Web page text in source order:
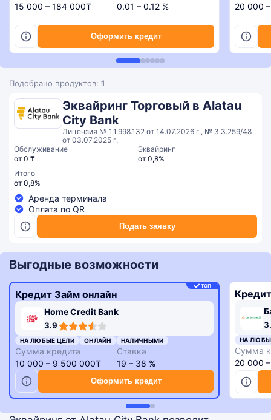
15 000 – 184 000₸
0.01 – 0.12 %
Оформить кредит
20 000
Подобрано продуктов: 1
Эквайринг Торговый в Alatau
City Bank
Лицензия № 1.1.998.132 от 14.07.2026 г., № 3.3.259/48
от 03.07.2025 г.
Обслуживание
от 0 ₸
Эквайринг
от 0,8%
Итого
от 0,8%
Аренда терминала
Оплата по QR
Подать заявку
Выгодные возможности
ТОП
Кредит Займ онлайн
Home Credit Bank
3.9
rating
НА ЛЮБЫЕ ЦЕЛИ ОНЛАЙН НАЛИЧНЫМИ
Сумма кредита
10 000 – 9 500 000₸
Ставка
19 – 38 %
Оформить кредит
НА
Сумма
20 000